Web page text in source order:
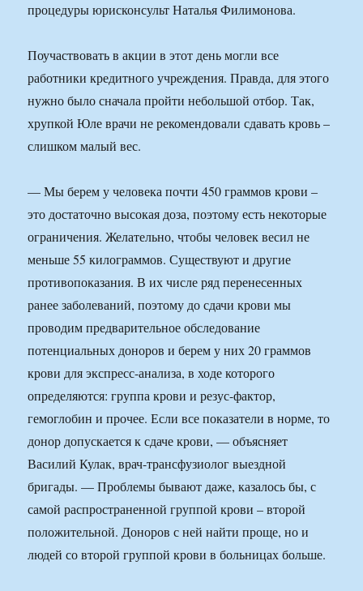
процедуры юрисконсульт Наталья Филимонова.
Поучаствовать в акции в этот день могли все
работники кредитного учреждения. Правда, для этого
нужно было сначала пройти небольшой отбор. Так,
хрупкой Юле врачи не рекомендовали сдавать кровь –
слишком малый вес.
— Мы берем у человека почти 450 граммов крови –
это достаточно высокая доза, поэтому есть некоторые
ограничения. Желательно, чтобы человек весил не
меньше 55 килограммов. Существуют и другие
противопоказания. В их числе ряд перенесенных
ранее заболеваний, поэтому до сдачи крови мы
проводим предварительное обследование
потенциальных доноров и берем у них 20 граммов
крови для экспресс-анализа, в ходе которого
определяются: группа крови и резус-фактор,
гемоглобин и прочее. Если все показатели в норме, то
донор допускается к сдаче крови, — объясняет
Василий Кулак, врач-трансфузиолог выездной
бригады. — Проблемы бывают даже, казалось бы, с
самой распространенной группой крови – второй
положительной. Доноров с ней найти проще, но и
людей со второй группой крови в больницах больше.